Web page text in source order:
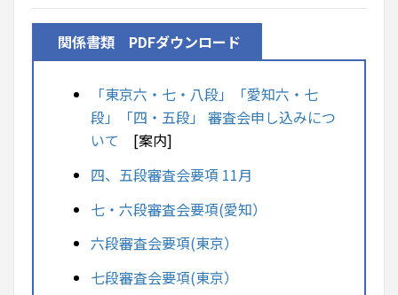
関係書類 PDFダウンロード
「東京六・七・八段」「愛知六・七
段」「四・五段」 審査会申し込みにつ
いて [案内]
四、五段審査会要項 11月
七・六段審査会要項(愛知）
六段審査会要項(東京）
七段審査会要項(東京）